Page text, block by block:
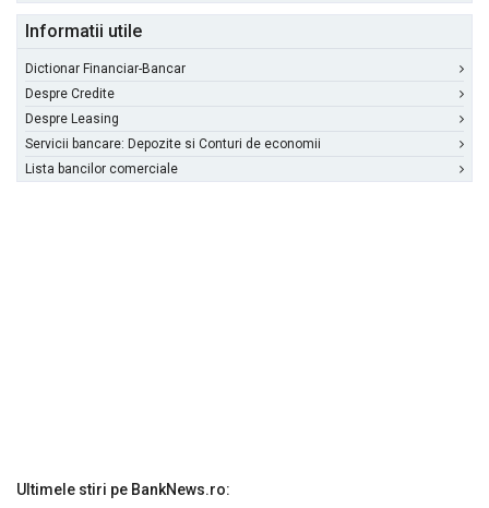
Informatii utile
Dictionar Financiar-Bancar
Despre Credite
Despre Leasing
Servicii bancare: Depozite si Conturi de economii
Lista bancilor comerciale
Ultimele stiri pe BankNews.ro: